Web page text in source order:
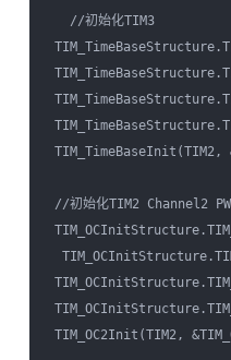
//初始化TIM3
TIM_TimeBaseInit(TIM2,
//初始化TIM2 Channel2
TIM_OC2Init(TIM2,